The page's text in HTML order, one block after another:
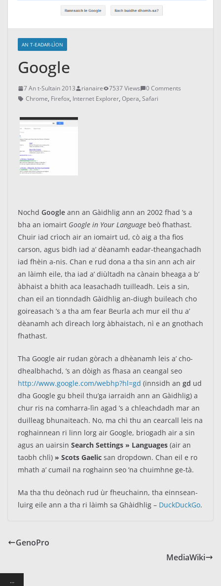
AN T-EADAR-LÌON
Google
7 An t-Sultain 2013 rianaire 7537 Views
0 Comments
Chrome, Firefox, Internet Explorer, Opera, Safari
Nochd Google ann an Gàidhlig ann an 2002 fhad ’s a
bha an iomairt Google in Your Language beò fhathast.
Chuir iad crìoch air an iomairt ud, cò aig a tha fios
carson, agus bidh iad a’ dèanamh eadar-theangachadh
iad fhèin a-nis. Chan e rud dona a tha sin ann ach air
an làimh eile, tha iad a’ diùltadh na cànain bheaga a b’
àbhaist a bhith aca leasachadh tuilleadh. Leis a sin,
chan eil an tionndadh Gàidhlig an-diugh buileach cho
goireasach ’s a tha am fear Beurla ach mur eil thu a’
dèanamh ach dìreach lorg àbhaistach, nì e an gnothach
fhathast.
Tha Google air rudan gòrach a dhèanamh leis a’ cho-
dhealbhachd, ’s an dòigh as fhasa an ceangal seo
http://www.google.com/webhp?hl=gd (innsidh an gd ud
dha Google gu bheil thu’ga iarraidh ann an Gàidhlig) a
chur ris na comharra-lìn agad ’s a chleachdadh mar an
duilleag bhunaiteach. No, ma chì thu an cearcall leis na
roghainnean ri linn lorg air Google, briogadh air a sin
agus an uairsin Search Settings » Languages (air an
taobh chlì) » Scots Gaelic san dropdown. Chan eil e ro
mhath a’ cumail na roghainn seo ’na chuimhne ge-tà.
Ma tha thu deònach rud ùr fheuchainn, tha einnsean-
luirg eile ann a tha ri làimh sa Ghàidhlig – DuckDuckGo.
GenoPro
MediaWiki
…